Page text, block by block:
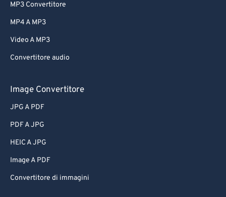
MP3 Convertitore
MP4 A MP3
Video A MP3
Convertitore audio
Image Convertitore
JPG A PDF
PDF A JPG
HEIC A JPG
Image A PDF
Convertitore di immagini